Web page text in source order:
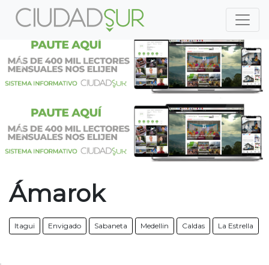
Previous
Previous
Ámarok
Itagui Envigado Sabaneta Medellin Caldas La Estrella